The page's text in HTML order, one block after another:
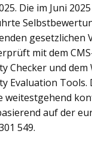
Die im Juni 2025
gesetzlichen
mit dem
Checker und dem
Evaluation Tools.
weitestgehend
auf der
549.